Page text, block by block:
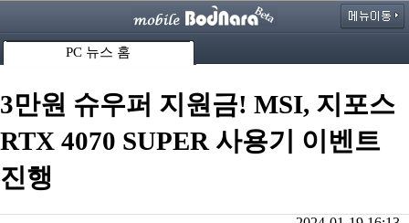
PC 뉴스 홈
3만원 슈우퍼 지원금! MSI, 지포스
RTX 4070 SUPER 사용기 이벤트
진행